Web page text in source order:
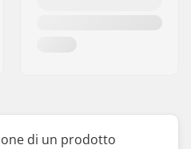
di un prodotto